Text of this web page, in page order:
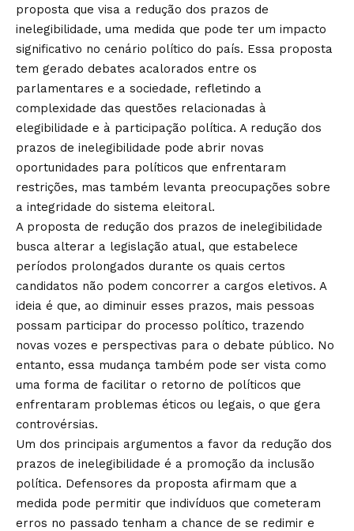
proposta que visa a redução dos prazos de
inelegibilidade, uma medida que pode ter um impacto
significativo no cenário político do país. Essa proposta
tem gerado debates acalorados entre os
parlamentares e a sociedade, refletindo a
complexidade das questões relacionadas à
elegibilidade e à participação política. A redução dos
prazos de inelegibilidade pode abrir novas
oportunidades para políticos que enfrentaram
restrições, mas também levanta preocupações sobre
a integridade do sistema eleitoral.
A proposta de redução dos prazos de inelegibilidade
busca alterar a legislação atual, que estabelece
períodos prolongados durante os quais certos
candidatos não podem concorrer a cargos eletivos. A
ideia é que, ao diminuir esses prazos, mais pessoas
possam participar do processo político, trazendo
novas vozes e perspectivas para o debate público. No
entanto, essa mudança também pode ser vista como
uma forma de facilitar o retorno de políticos que
enfrentaram problemas éticos ou legais, o que gera
controvérsias.
Um dos principais argumentos a favor da redução dos
prazos de inelegibilidade é a promoção da inclusão
política. Defensores da proposta afirmam que a
medida pode permitir que indivíduos que cometeram
erros no passado tenham a chance de se redimir e